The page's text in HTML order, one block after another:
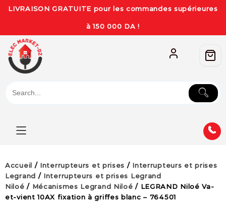
LIVRAISON GRATUITE pour les commandes supérieures
à 150 000 DA !
Accueil / Interrupteurs et prises / Interrupteurs et prises
Legrand / Interrupteurs et prises Legrand
Niloé / Mécanismes Legrand Niloé / LEGRAND Niloé Va-
et-vient 10AX fixation à griffes blanc – 764501